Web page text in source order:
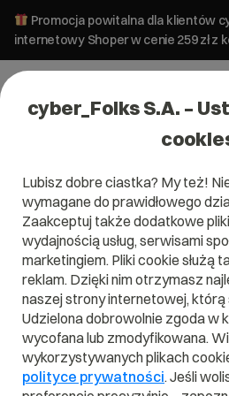
Promocja powitalna dla klientów
internetowy Shoper w cenie 259 zł z
Czym jest SRE?
Przeczytaj czym jestSREw
Pomoże Ci to lepiej zrozumieć,
cyber_Folks S.A. –
Lubisz dobre ciastka? My też!
wymagane do prawidłowego
Zaakceptuj także dodatkowe
wydajnością usług, serwisami
marketingiem. Pliki cookie służą
reklam. Dzięki nim otrzymasz
naszej strony internetowej, którą
Udzielona dobrowolnie zgoda w
wycofana lub zmodyfikowana.
wykorzystywanych plikach
polityce prywatności. Jeśli